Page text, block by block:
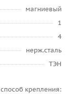
магниевый
1
4
нерж.сталь
ТЭН
способ крепления: